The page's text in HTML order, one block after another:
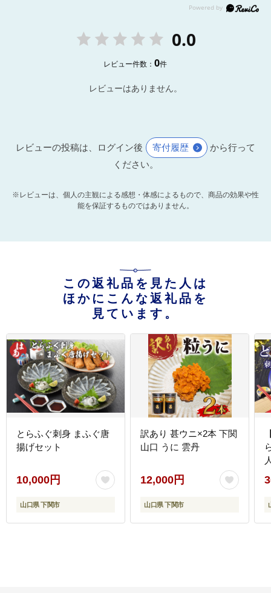
0.0
レビュー件数：0件
レビューはありません。
レビューの投稿は、ログイン後 寄付履歴
から行って
ください。
※レビューは、個人の主観による感想・体感によるもので、商品の効果や性
能を保証するものではありません。
この返礼品を見た人は
ほかにこんな返礼品を
見ています。
とらふぐ刺身 まふぐ唐
揚げセット
10,000円
山口県 下関市
訳あり 甚ウニ×2本 下関
山口 うに 雲丹
12,000円
山口県 下関市